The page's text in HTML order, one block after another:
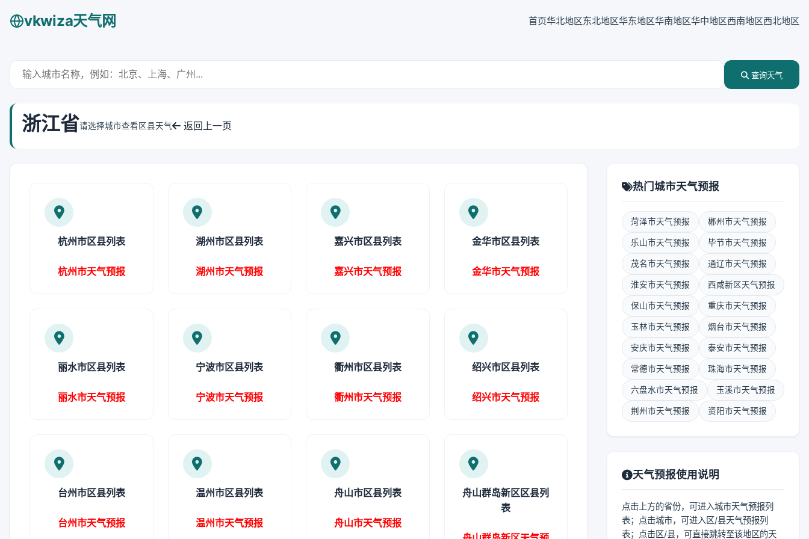
vkwiza天气网 首页华北地区东北地区华东地区华南地区华中地区西南地区西北地区
查询天气
浙江省请选择城市查看区县天气 返回上一页
杭州市区县列表
杭州市天气预报
湖州市区县列表
湖州市天气预报
嘉兴市区县列表
嘉兴市天气预报
金华市区县列表
金华市天气预报
丽水市区县列表
丽水市天气预报
宁波市区县列表
宁波市天气预报
衢州市区县列表
衢州市天气预报
绍兴市区县列表
绍兴市天气预报
台州市区县列表
台州市天气预报
温州市区县列表
温州市天气预报
舟山市区县列表
舟山市天气预报
舟山群岛新区区县列
表
热门城市天气预报
菏泽市天气预报 郴州市天气预报
乐山市天气预报 毕节市天气预报
茂名市天气预报 通辽市天气预报
淮安市天气预报 西咸新区天气预报
保山市天气预报 重庆市天气预报
玉林市天气预报 烟台市天气预报
安庆市天气预报 泰安市天气预报
常德市天气预报 珠海市天气预报
六盘水市天气预报 玉溪市天气预报
荆州市天气预报 资阳市天气预报
天气预报使用说明
点击上方的省份，可进入城市天气预报列
表；点击城市，可进入区/县天气预报列
表；点击区/县，可直接跳转至该地区的天